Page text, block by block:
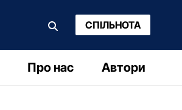
СПІЛЬНОТА
Про нас Автори